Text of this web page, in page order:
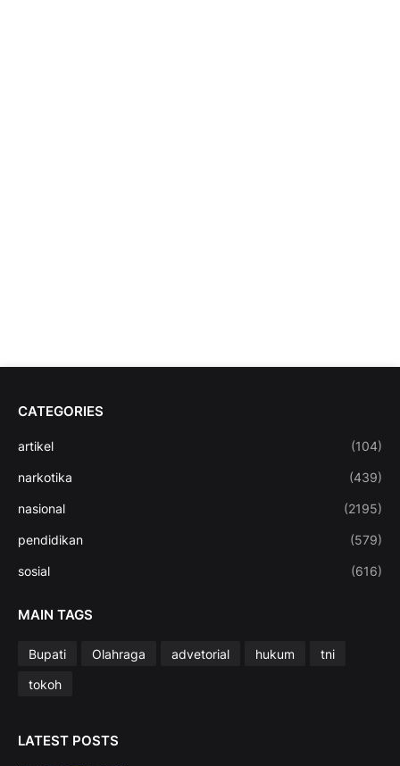
CATEGORIES
artikel (104)
narkotika (439)
nasional (2195)
pendidikan (579)
sosial (616)
MAIN TAGS
Bupati Olahraga advetorial hukum
tni
tokoh
LATEST POSTS